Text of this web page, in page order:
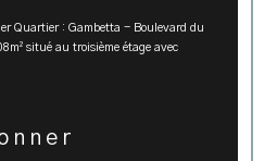
Quartier : Gambetta - Boulevard du
situé au troisième étage avec